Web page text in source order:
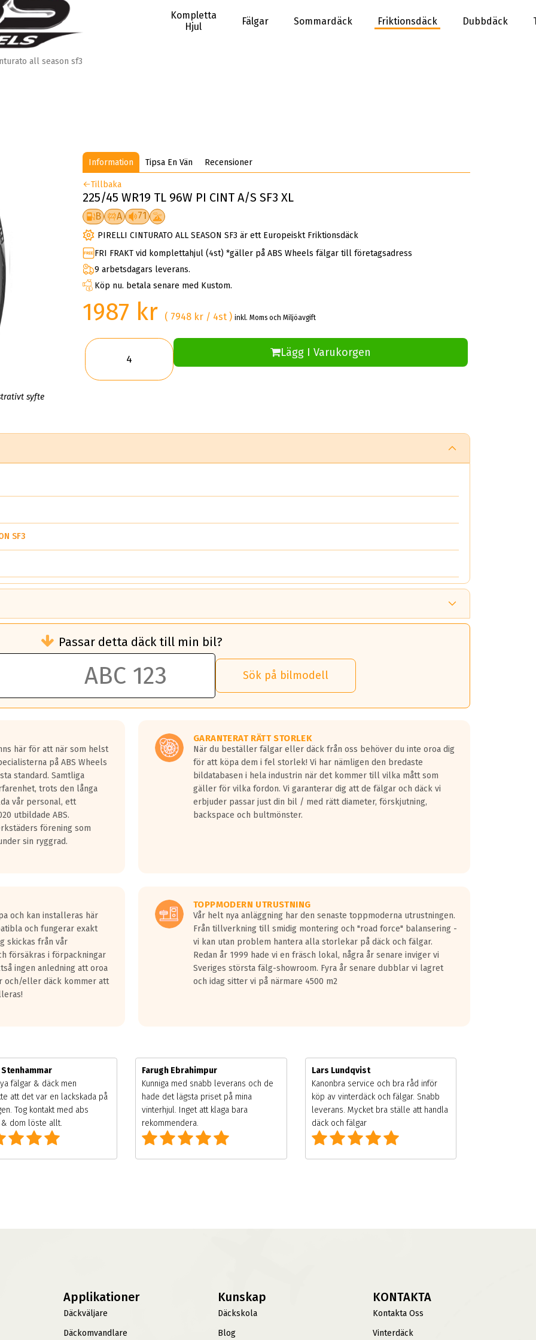
Kompletta
Hjul
Fälgar Sommardäck Friktionsdäck Dubbdäck
all season sf3
syfte
Information Tipsa En Vän Recensioner
Tillbaka
225/45 WR19 TL 96W PI CINT A/S SF3 XL
B A 71
PIRELLI CINTURATO ALL SEASON SF3 är ett Europeiskt Friktionsdäck
FRI FRAKT vid komplettahjul (4st) *gäller på ABS Wheels fälgar till företagsadress
9 arbetsdagars leverans.
Köp nu. betala senare med Kustom.
1987 kr ( 7948 kr / 4st )inkl. Moms och Miljöavgift
Lägg I Varukorgen
SF3
än ett klass G däck.
50 liter bränsle med ett klass A däck gentemot ett klass G däck.
vilken rutt du kör, samt vilken körstil du använder.
lastbilar.
på en väg där det ligger 0.5-1.5 mm vatten.
fyra billängder( ca 18meter) mellan däck med betyg A gentemot
överträffa motorljudet.
ett däck med vågar. Hög bullernivå markeras med svarta vågor
kraven som finns i dagsläget, men är inte längre tillåtna enligt nya
Passar detta däck till min bil?
Sök på bilmodell
här för att när som helst
på ABS Wheels
standard. Samtliga
trots den långa
vår personal, ett
utbildade ABS.
förening som
sin ryggrad.
GARANTERAT RÄTT STORLEK
När du beställer fälgar eller däck från oss behöver du inte oroa dig
för att köpa dem i fel storlek! Vi har nämligen den bredaste
bildatabasen i hela industrin när det kommer till vilka mått som
gäller för vilka fordon. Vi garanterar dig att de fälgar och däck vi
erbjuder passar just din bil / med rätt diameter, förskjutning,
backspace och bultmönster.
och kan installeras här
och fungerar exakt
skickas från vår
försäkras i förpackningar
ingen anledning att oroa
och/eller däck kommer att
TOPPMODERN UTRUSTNING
Vår helt nya anläggning har den senaste toppmoderna utrustningen.
Från tillverkning till smidig montering och "road force" balansering -
vi kan utan problem hantera alla storlekar på däck och fälgar.
Redan år 1999 hade vi en fräsch lokal, några år senare inviger vi
Sveriges största fälg-showroom. Fyra år senare dubblar vi lagret
och idag sitter vi på närmare 4500 m2
Stenhammar
fälgar & däck men
att det var en lackskada på
Tog kontakt med abs
dom löste allt.
Farugh Ebrahimpur
Kunniga med snabb leverans och de
hade det lägsta priset på mina
vinterhjul. Inget att klaga bara
rekommendera.
Lars Lundqvist
Kanonbra service och bra råd inför
köp av vinterdäck och fälgar. Snabb
leverans. Mycket bra ställe att handla
däck och fälgar
Applikationer
Däckväljare
Däckomvandlare
Kunskap
Däckskola
Blog
KONTAKTA
Kontakta Oss
Vinterdäck